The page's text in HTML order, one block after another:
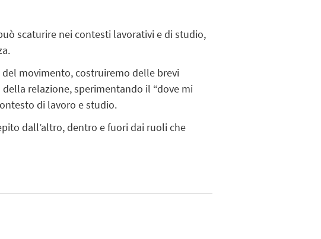
scaturire nei contesti lavorativi e di studio,
movimento, costruiremo delle brevi
relazione, sperimentando il “dove mi
di lavoro e studio.
dall’altro, dentro e fuori dai ruoli che